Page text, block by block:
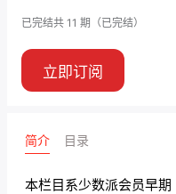
已完结共 11 期 （已完结）
立即订阅
简介 目录
本栏目系少数派会员早